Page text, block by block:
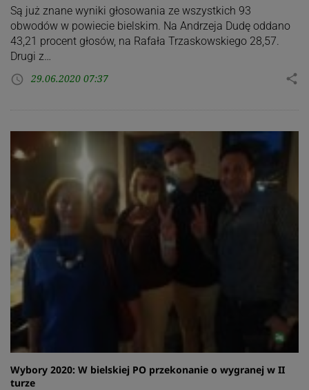
Są już znane wyniki głosowania ze wszystkich 93
obwodów w powiecie bielskim. Na Andrzeja Dudę oddano
43,21 procent głosów, na Rafała Trzaskowskiego 28,57.
Drugi z…
access_time 29.06.2020 07:37 share
Wybory 2020: W bielskiej PO przekonanie o wygranej w II
turze